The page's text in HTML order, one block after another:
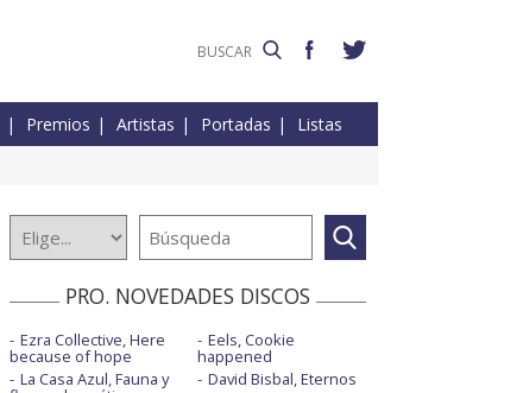
Premios Artistas Portadas Listas
PRO. NOVEDADES DISCOS
Ezra Collective, Here
because of hope
La Casa Azul, Fauna y
Eels, Cookie
happened
David Bisbal, Eternos